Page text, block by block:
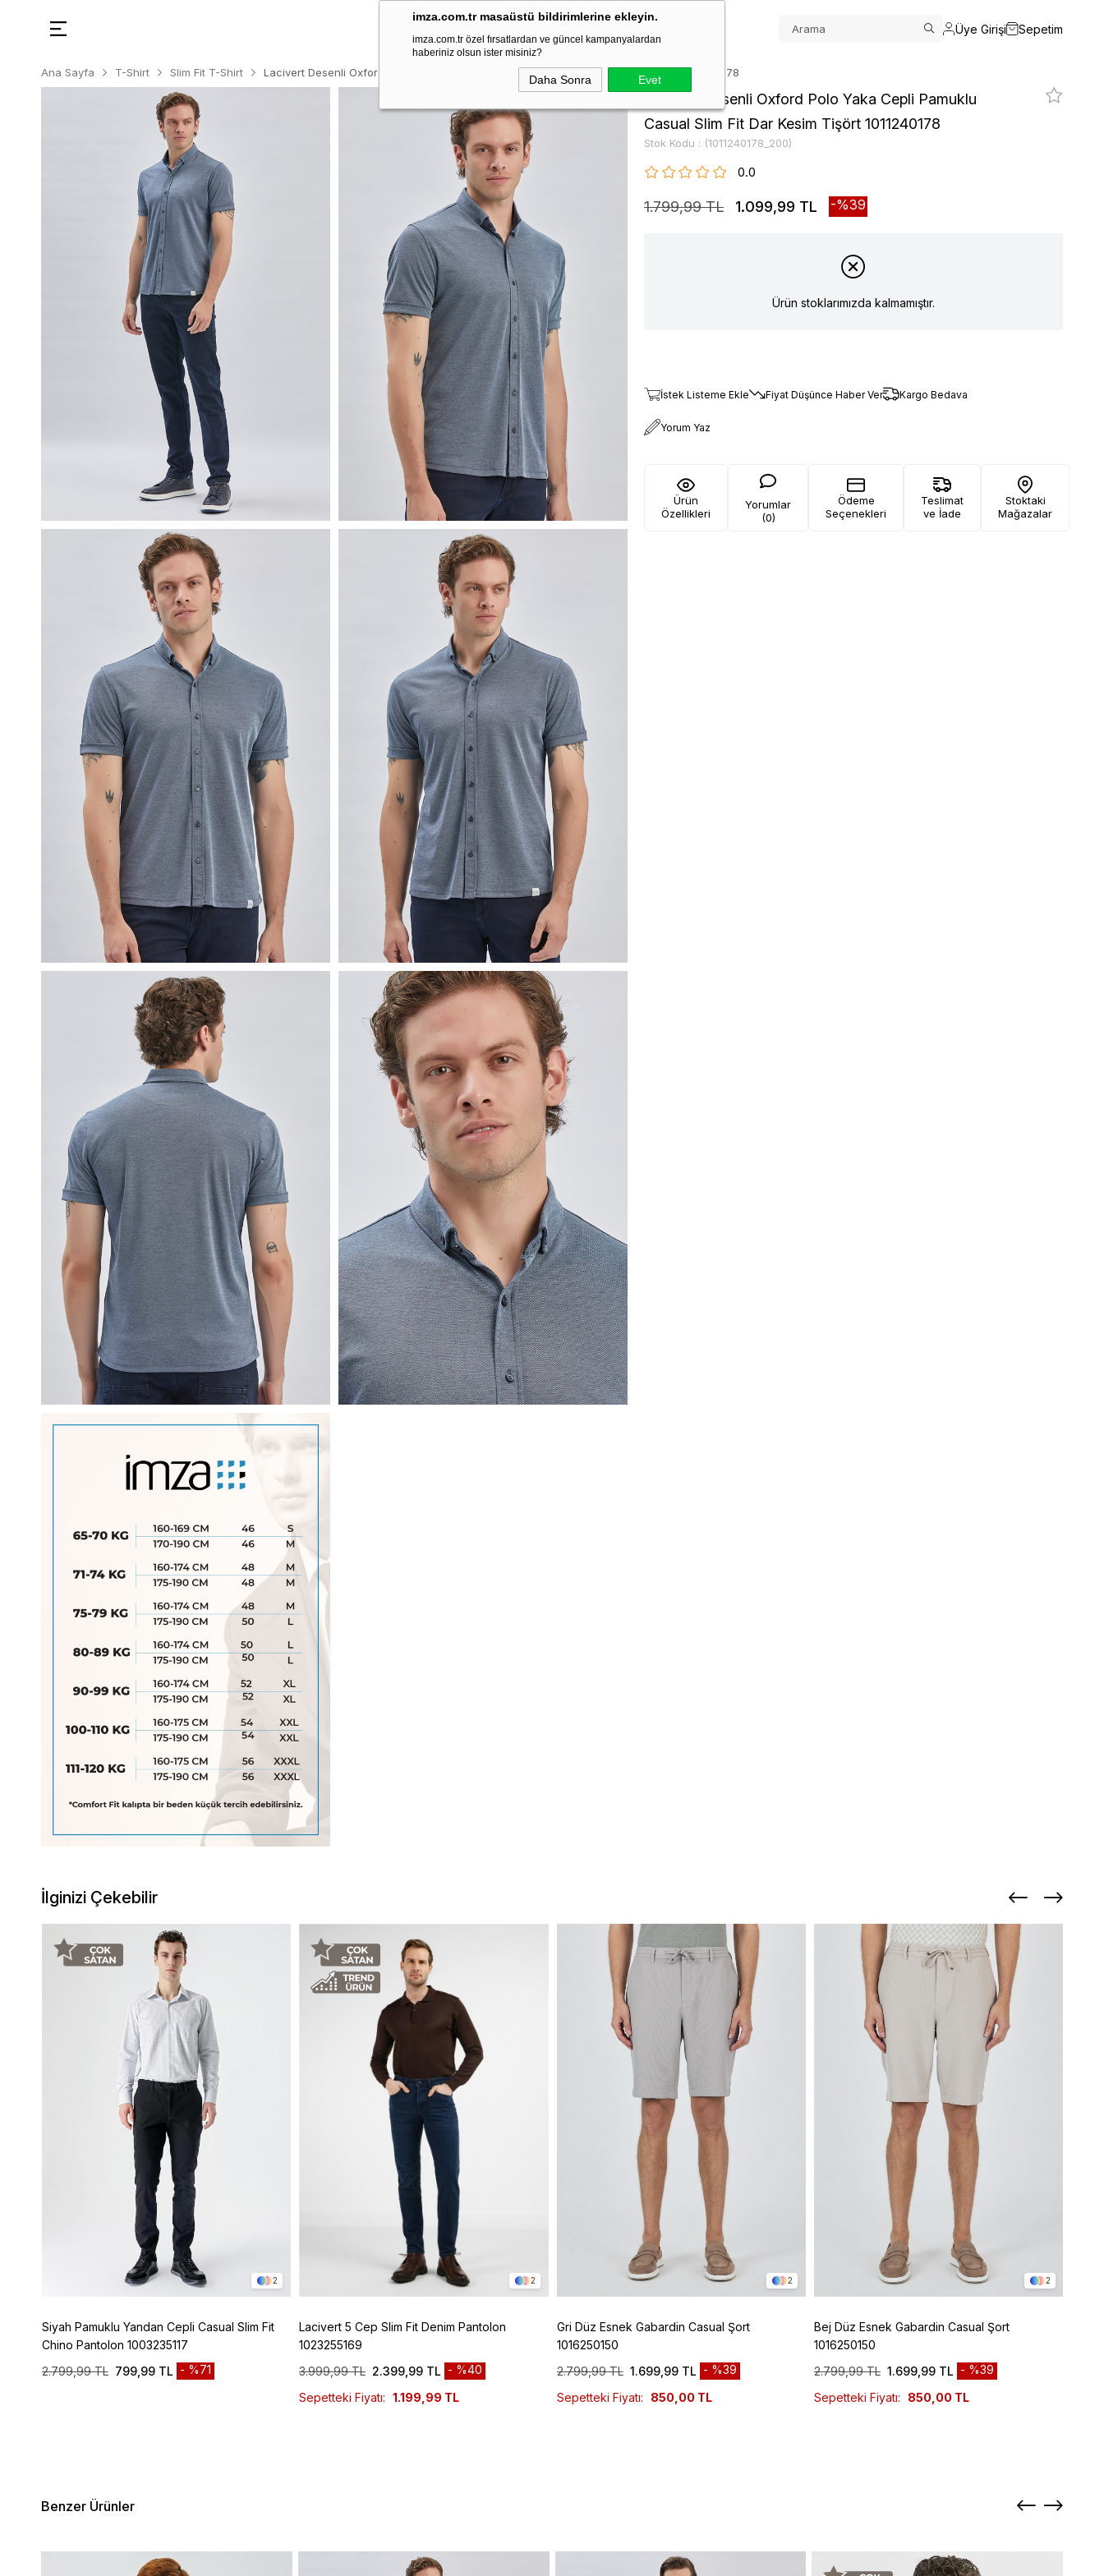
imza.com.tr masaüstü bildirimlerine ekleyin.
imza.com.tr özel fırsatlardan ve güncel kampanyalardan
haberiniz olsun ister misiniz?
Daha Sonra Evet
Üye Girişi Sepetim
Ana Sayfa T-Shirt Slim Fit T-Shirt Lacivert Desenli Oxford Polo Yaka Cepli Pamuklu Casual Slim Fit Dar Kesim Tişört 1011240178
Lacivert Desenli Oxford Polo Yaka Cepli Pamuklu
Casual Slim Fit Dar Kesim Tişört 1011240178
Stok Kodu (1011240178_200)
0.0
1.799,99 TL 1.099,99 TL 39
Ürün stoklarımızda kalmamıştır.
İstek Listeme Ekle Fiyat Düşünce Haber Ver Kargo Bedava
Yorum Yaz
Ürün
Özellikleri
Yorumlar
(0)
Ödeme
Seçenekleri
Teslimat
ve İade
Stoktaki
Mağazalar
İlginizi Çekebilir
2
Siyah Pamuklu Yandan Cepli Casual Slim Fit
Chino Pantolon 1003235117
2.799,99 TL 799,99 TL %71
2
Lacivert 5 Cep Slim Fit Denim Pantolon
1023255169
3.999,99 TL 2.399,99 TL
%40
Sepetteki Fiyatı: 1.199,99 TL
2
Gri Düz Esnek Gabardin Casual Şort
1016250150
2.799,99 TL 1.699,99 TL
%39
Sepetteki Fiyatı:
850,00 TL
2
Bej Düz Esnek Gabardin Casual Şort
1016250150
2.799,99 TL 1.699,99 TL
%39
Sepetteki Fiyatı:
850,00 TL
Benzer Ürünler